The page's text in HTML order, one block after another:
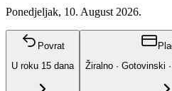
Ponedjeljak, 10. August 2026.
Povrat
U roku 15 dana
Žiralno · Gotovinski